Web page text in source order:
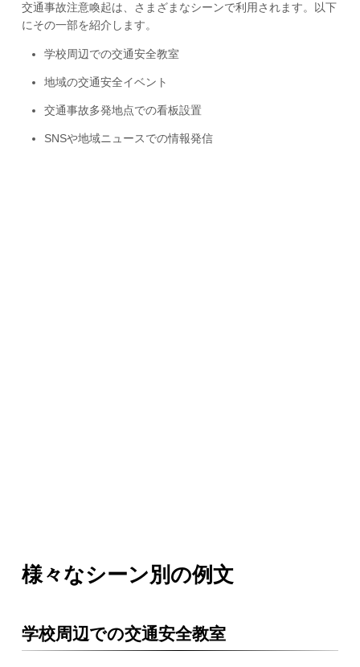
交通事故注意喚起は、さまざまなシーンで利用されます。以下
にその一部を紹介します。
学校周辺での交通安全教室
地域の交通安全イベント
交通事故多発地点での看板設置
SNSや地域ニュースでの情報発信
様々なシーン別の例文
学校周辺での交通安全教室